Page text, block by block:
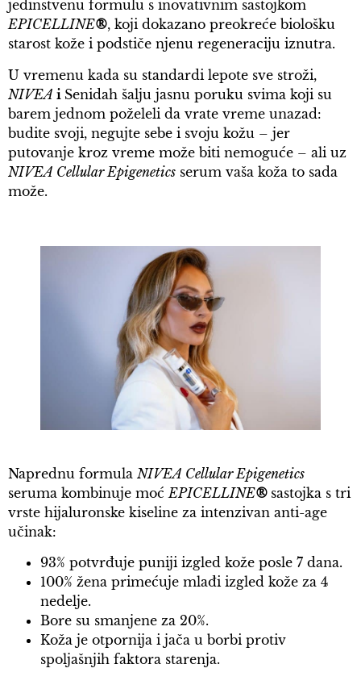
jedinstvenu formulu s inovativnim sastojkom
EPICELLINE®, koji dokazano preokreće biološku
starost kože i podstiče njenu regeneraciju iznutra.
U vremenu kada su standardi lepote sve stroži,
NIVEA i Senidah šalju jasnu poruku svima koji su
barem jednom poželeli da vrate vreme unazad:
budite svoji, negujte sebe i svoju kožu – jer
putovanje kroz vreme može biti nemoguće – ali uz
NIVEA Cellular Epigenetics serum vaša koža to sada
može.
Naprednu formula NIVEA Cellular Epigenetics
seruma kombinuje moćEPICELLINE® sastojka s tri
vrste hijaluronske kiseline za intenzivan anti-age
učinak:
93% potvrđuje puniji izgled kože posle 7 dana.
100% žena primećuje mlađi izgled kože za 4
nedelje.
Bore su smanjene za 20%.
Koža je otpornija i jača u borbi protiv
spoljašnjih faktora starenja.